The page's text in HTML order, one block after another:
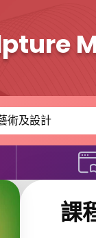
術及設計
課